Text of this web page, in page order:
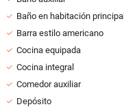
Baño en habitación principal
Barra estilo americano
Cocina equipada
Cocina integral
Comedor auxiliar
Depósito